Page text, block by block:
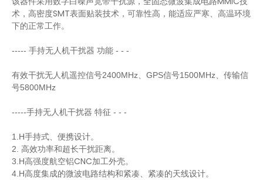
2km 无人机干扰器 2.4G 5.8g GPS 无人机干扰器 无人机干扰器用于公共安全保护
术，高密度SMT表面贴装技术，可靠性高，能适应严寒、高温环境
下的正常工作。
----- 手持无人机干扰器 功能 - - -
有效干扰无人机遥控信号2400MHz、GPS信号1500MHz、传输信
号5800MHz
-----手持无人机干扰器 特征 - - -
1.H手持式、便携设计。
2. 高效功率和超长干扰距离。
3.H高强度航空铝CNC加工外壳。
4.H高度集成的微波电路结构和紧凑、紧凑的天线设计。